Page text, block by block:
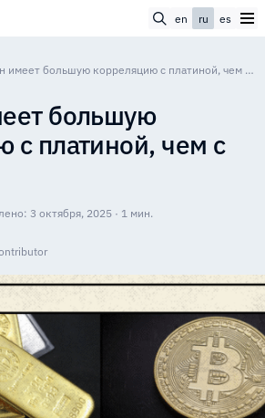
en ru es
Биткоин имеет большую корреляцию с платиной, чем с золотом
большую
с платиной, чем с
3 октября, 2025 · 1 мин.